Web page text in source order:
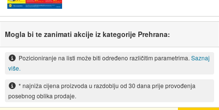
Mogla bi te zanimati akcije iz kategorije Prehrana:
Pozicioniranje na listi može biti određeno različitim parametrima.Saznaj
više.
* najniža cijena proizvoda u razdoblju od 30 dana prije provođenja
posebnog oblika prodaje.